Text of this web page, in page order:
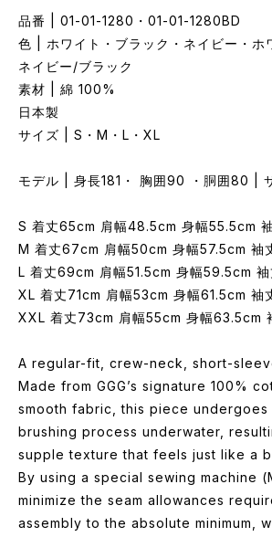
品番 | 01-01-1280・01-01-1280BD
色 | ホワイト・ブラック・ネイビー・ホ
ネイビー/ブラック
素材 | 綿 100%
日本製
サイズ | S・M・L・XL
モデル | 身長181・ 胸囲90 ・胴囲80 |
S 着丈65cm 肩幅48.5cm 身幅55.5cm
M 着丈67cm 肩幅50cm 身幅57.5cm 袖
L 着丈69cm 肩幅51.5cm 身幅59.5cm
XL 着丈71cm 肩幅53cm 身幅61.5cm 袖
XXL 着丈73cm 肩幅55cm 身幅63.5cm
A regular-fit, crew-neck, short-
Made from GGG’s signature 100%
smooth fabric, this piece undergoes
brushing process underwater,
supple texture that feels just like a
By using a special sewing machine
minimize the seam allowances
assembly to the absolute minimum,